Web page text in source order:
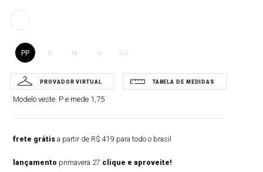
PP P M G GG
Modelo veste: P e mede 1,75
frete grátis a partir de R$ 419 para todo o brasil
lançamento primavera 27.clique e aproveite!